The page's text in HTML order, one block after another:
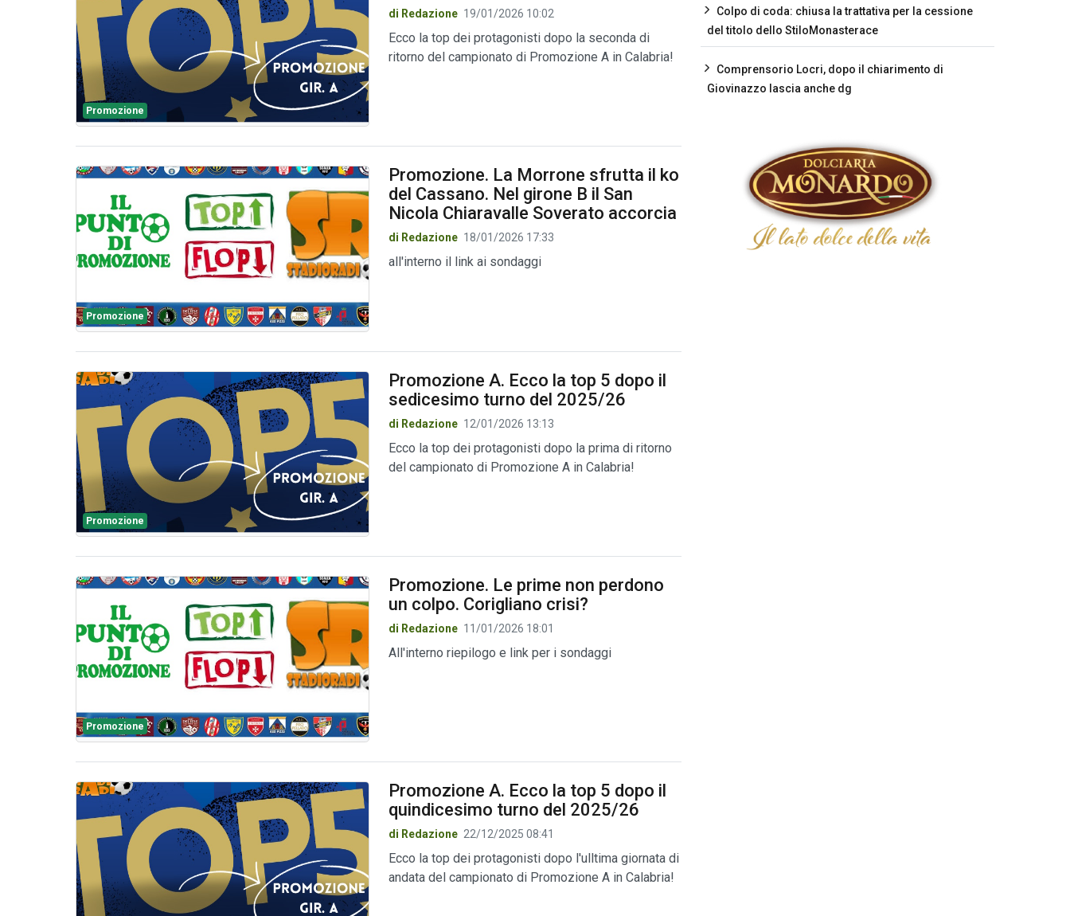
Promozione
di Redazione 19/01/2026 10:02
Ecco la top dei protagonisti dopo la seconda di
ritorno del campionato di Promozione A in Calabria!
Promozione
Promozione. La Morrone sfrutta il ko
del Cassano. Nel girone B il San
Nicola Chiaravalle Soverato accorcia
di Redazione 18/01/2026 17:33
all'interno il link ai sondaggi
Promozione
Promozione A. Ecco la top 5 dopo il
sedicesimo turno del 2025/26
di Redazione 12/01/2026 13:13
Ecco la top dei protagonisti dopo la prima di ritorno
del campionato di Promozione A in Calabria!
Promozione
Promozione. Le prime non perdono
un colpo. Corigliano crisi?
di Redazione 11/01/2026 18:01
All'interno riepilogo e link per i sondaggi
Promozione A. Ecco la top 5 dopo il
quindicesimo turno del 2025/26
di Redazione 22/12/2025 08:41
Ecco la top dei protagonisti dopo l'ulltima giornata di
andata del campionato di Promozione A in Calabria!
Colpo di coda: chiusa la trattativa per la cessione
del titolo dello StiloMonasterace
Comprensorio Locri, dopo il chiarimento di
Giovinazzo lascia anche dg